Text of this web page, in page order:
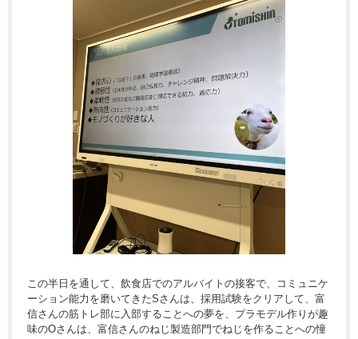
この半日を通して、飲食店でのアルバイトの接客で、コミュニケ
ーション能力を磨いてきたSさんは、採用試験をクリアして、富
信さんの筋トレ部に入部することへの夢を、プラモデル作りが趣
味のOさんは、富信さんのねじ製造部門でねじを作ることへの憧